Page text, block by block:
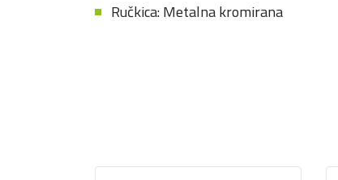
Ručkica: Metalna kromirana